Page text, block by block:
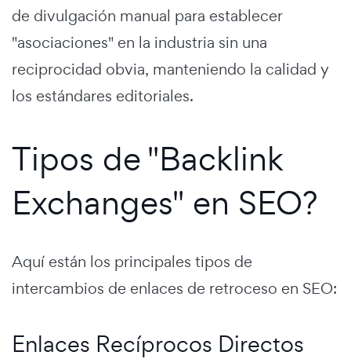
de divulgación manual para establecer
"asociaciones" en la industria sin una
reciprocidad obvia, manteniendo la calidad y
los estándares editoriales.
Tipos de "Backlink
Exchanges" en SEO?
Aquí están los principales tipos de
intercambios de enlaces de retroceso en SEO:
Enlaces Recíprocos Directos